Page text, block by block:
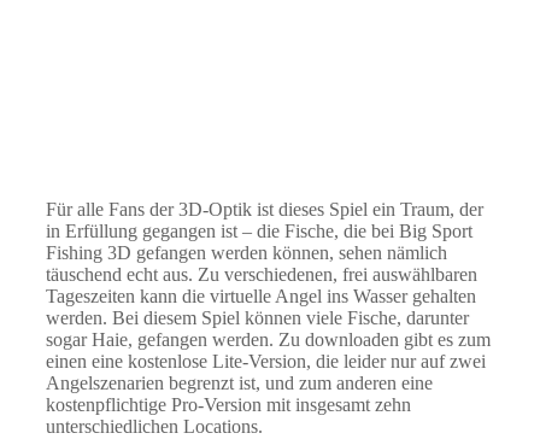
Für alle Fans der 3D-Optik ist dieses Spiel ein Traum, der
in Erfüllung gegangen ist – die Fische, die bei Big Sport
Fishing 3D gefangen werden können, sehen nämlich
täuschend echt aus. Zu verschiedenen, frei auswählbaren
Tageszeiten kann die virtuelle Angel ins Wasser gehalten
werden. Bei diesem Spiel können viele Fische, darunter
sogar Haie, gefangen werden. Zu downloaden gibt es zum
einen eine kostenlose Lite-Version, die leider nur auf zwei
Angelszenarien begrenzt ist, und zum anderen eine
kostenpflichtige Pro-Version mit insgesamt zehn
unterschiedlichen Locations.